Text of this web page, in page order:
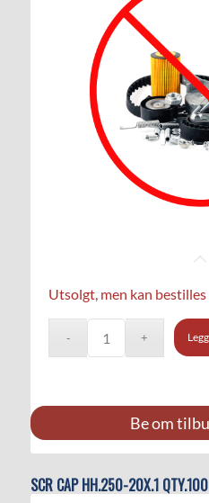
Utsolgt, men kan bestilles
Be om
SCR CAP HH.250-20X.1 QTY.100